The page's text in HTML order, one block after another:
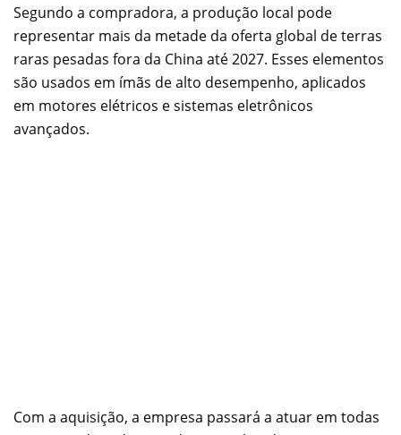
Segundo a compradora, a produção local pode
representar mais da metade da oferta global de terras
raras pesadas fora da China até 2027. Esses elementos
são usados em ímãs de alto desempenho, aplicados
em motores elétricos e sistemas eletrônicos
avançados.
Com a aquisição, a empresa passará a atuar em todas